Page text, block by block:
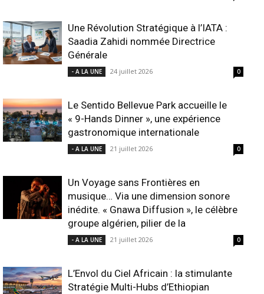
Une Révolution Stratégique à l’IATA :
Saadia Zahidi nommée Directrice
Générale
- A LA UNE 24 juillet 2026 0
Le Sentido Bellevue Park accueille le
« 9-Hands Dinner », une expérience
gastronomique internationale
- A LA UNE 21 juillet 2026 0
Un Voyage sans Frontières en
musique… Via une dimension sonore
inédite. « Gnawa Diffusion », le célèbre
groupe algérien, pilier de la
- A LA UNE 21 juillet 2026 0
L’Envol du Ciel Africain : la stimulante
Stratégie Multi-Hubs d’Ethiopian